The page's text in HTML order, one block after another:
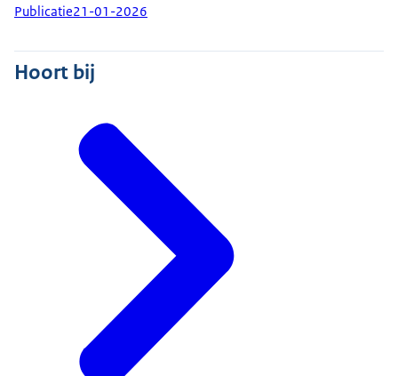
Publicatie21-01-2026
Hoort bij